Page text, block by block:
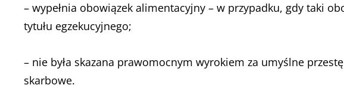
– wypełnia obowiązek alimentacyjny – w przypadku, gdy taki
tytułu egzekucyjnego;
– nie była skazana prawomocnym wyrokiem za umyślne
skarbowe.